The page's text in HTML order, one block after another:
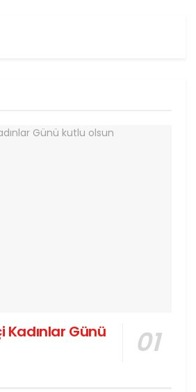
Kadınlar Günü